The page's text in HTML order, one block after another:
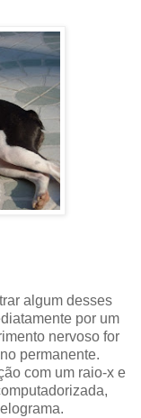
algum desses
por um
nervoso for
permanente.
com um raio-x e